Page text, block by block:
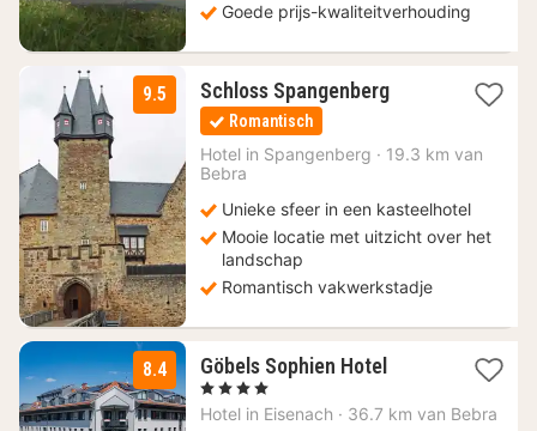
Goede prijs-kwaliteitverhouding
9.5 Schloss Spangenberg1
179,20
Romantisch
Hotel in Spangenberg · 19.3 km van
Bebra
Unieke sfeer in een kasteelhotel
Mooie locatie met uitzicht over het
landschap
Romantisch vakwerkstadje
8.4 Göbels Sophien Hotel1
vanaf
, 4 Sterren
Hotel in Eisenach · 36.7 km van Bebra